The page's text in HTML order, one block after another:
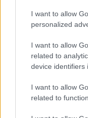
I want to allow
personalized
I want to allow
related to
device identifiers
I want to allow
related to